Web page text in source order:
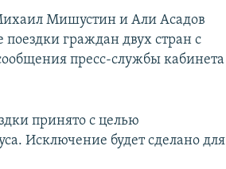
Мишустин и Али Асадов
граждан двух стран с
пресс-службы кабинета
принято с целью
Исключение будет сделано для